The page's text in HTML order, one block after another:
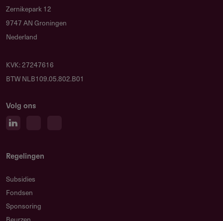
Zernikepark 12
9747 AN Groningen
Nederland
KVK: 27247616
BTW NLB109.05.802.B01
Volg ons
Regelingen
Subsidies
Fondsen
Sponsoring